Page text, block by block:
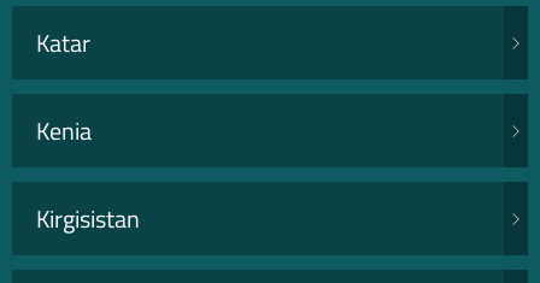
Katar
Kenia
Kirgisistan